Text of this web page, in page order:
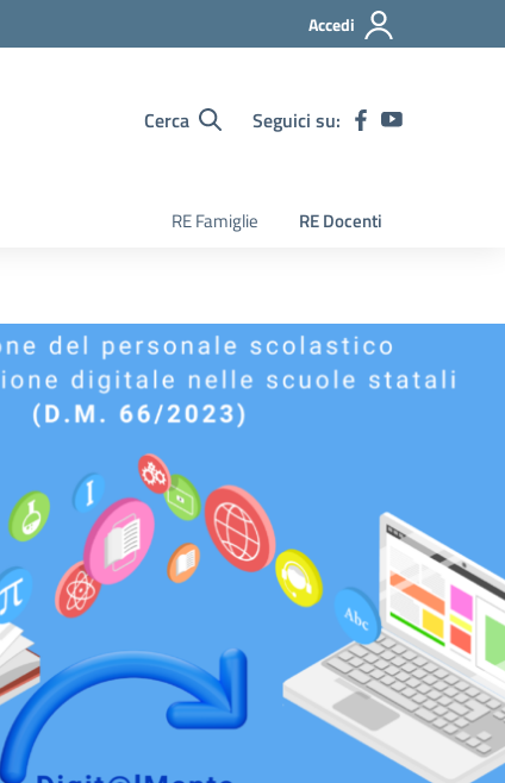
Accedi
Cerca Seguici su:
RE Famiglie RE Docenti